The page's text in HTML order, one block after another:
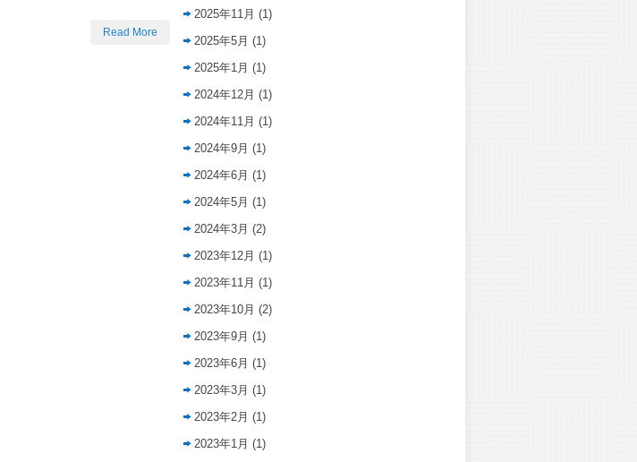
Read More
2025年11月 (1)
2025年5月 (1)
2025年1月 (1)
2024年12月 (1)
2024年11月 (1)
2024年9月 (1)
2024年6月 (1)
2024年5月 (1)
2024年3月 (2)
2023年12月 (1)
2023年11月 (1)
2023年10月 (2)
2023年9月 (1)
2023年6月 (1)
2023年3月 (1)
2023年2月 (1)
2023年1月 (1)